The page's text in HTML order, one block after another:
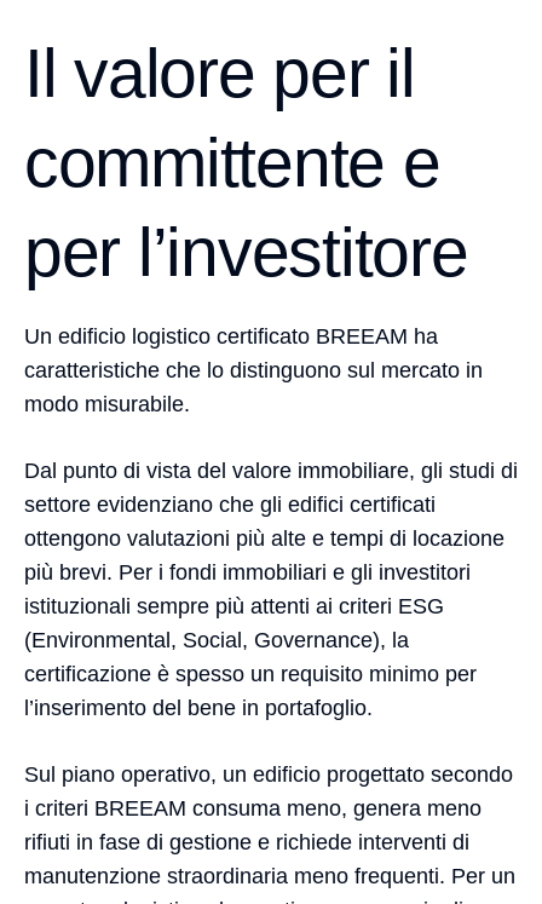
Il valore per il
committente e
per l’investitore
Un edificio logistico certificato BREEAM ha
caratteristiche che lo distinguono sul mercato in
modo misurabile.
Dal punto di vista del valore immobiliare, gli studi di
settore evidenziano che gli edifici certificati
ottengono valutazioni più alte e tempi di locazione
più brevi. Per i fondi immobiliari e gli investitori
istituzionali sempre più attenti ai criteri ESG
(Environmental, Social, Governance), la
certificazione è spesso un requisito minimo per
l’inserimento del bene in portafoglio.
Sul piano operativo, un edificio progettato secondo
i criteri BREEAM consuma meno, genera meno
rifiuti in fase di gestione e richiede interventi di
manutenzione straordinaria meno frequenti. Per un